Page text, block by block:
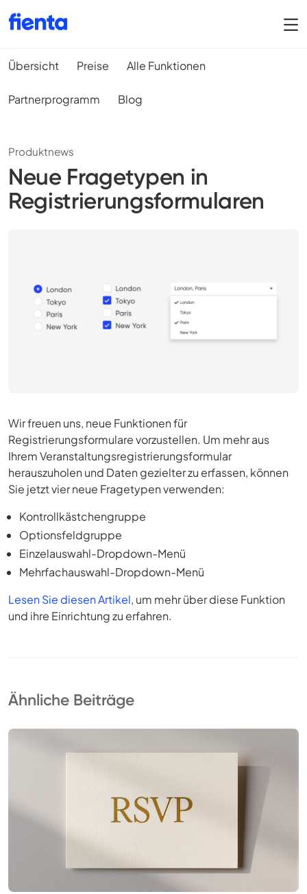
Übersicht Preise Alle Funktionen
Partnerprogramm Blog
Produktnews
Neue Fragetypen in
Registrierungsformularen
Wir freuen uns, neue Funktionen für
Registrierungsformulare vorzustellen. Um mehr aus
Ihrem Veranstaltungsregistrierungsformular
herauszuholen und Daten gezielter zu erfassen, können
Sie jetzt vier neue Fragetypen verwenden:
Kontrollkästchengruppe
Optionsfeldgruppe
Einzelauswahl-Dropdown-Menü
Mehrfachauswahl-Dropdown-Menü
Lesen Sie diesen Artikel, um mehr über diese Funktion
und ihre Einrichtung zu erfahren.
Ähnliche Beiträge